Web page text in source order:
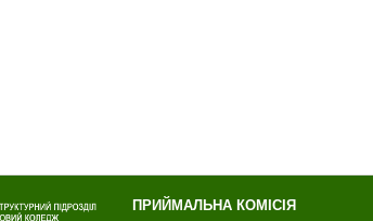
ПРИЙМАЛЬНА КОМІСІЯ